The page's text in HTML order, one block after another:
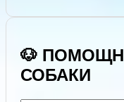
🐶
СОБАКИ